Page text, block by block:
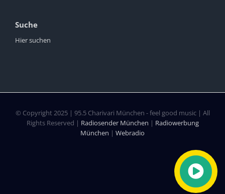
Suche
Hier suchen
© Copyright 2025 | 95.5 Charivari München - feel good music | All
Rights Reserved | Radiosender München | Radiowerbung
München | Webradio